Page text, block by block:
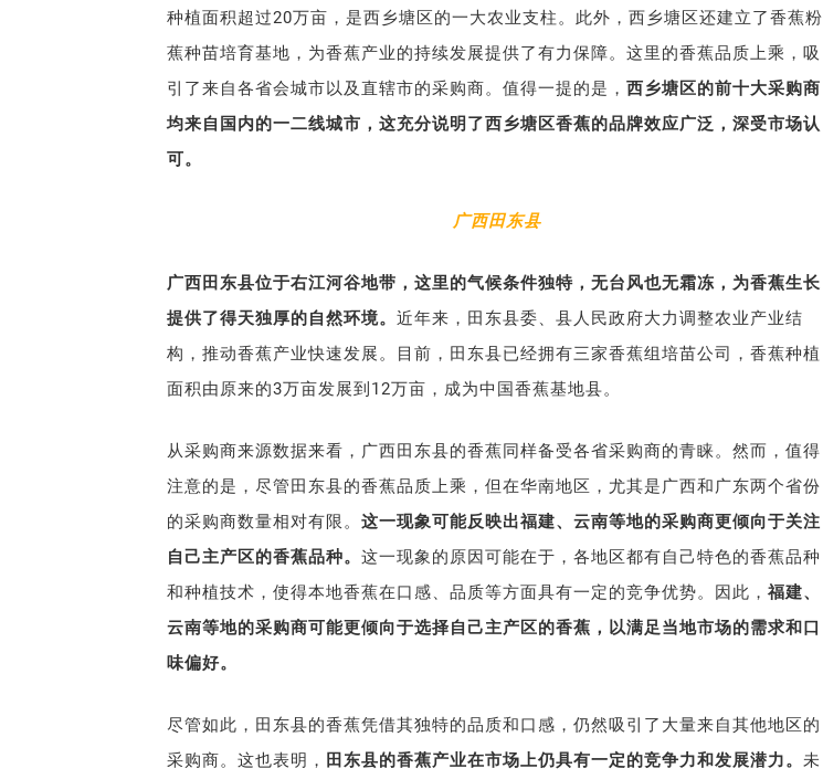
种植面积超过20万亩，是西乡塘区的一大农业支柱。此外，西乡塘区还建立了香蕉粉
蕉种苗培育基地，为香蕉产业的持续发展提供了有力保障。这里的香蕉品质上乘，吸
引了来自各省会城市以及直辖市的采购商。值得一提的是， 西乡塘区的前十大采购商
均来自国内的一二线城市，这充分说明了西乡塘区香蕉的品牌效应广泛，深受市场认
可。
广西田东县
广西田东县位于右江河谷地带，这里的气候条件独特，无台风也无霜冻，为香蕉生长
提供了得天独厚的自然环境。 近年来，田东县委、县人民政府大力调整农业产业结
构，推动香蕉产业快速发展。目前，田东县已经拥有三家香蕉组培苗公司，香蕉种植
面积由原来的3万亩发展到12万亩，成为中国香蕉基地县。
从采购商来源数据来看，广西田东县的香蕉同样备受各省采购商的青睐。然而，值得
注意的是，尽管田东县的香蕉品质上乘，但在华南地区，尤其是广西和广东两个省份
的采购商数量相对有限。 这一现象可能反映出福建、云南等地的采购商更倾向于关注
自己主产区的香蕉品种。 这一现象的原因可能在于，各地区都有自己特色的香蕉品种
和种植技术，使得本地香蕉在口感、品质等方面具有一定的竞争优势。因此， 福建、
云南等地的采购商可能更倾向于选择自己主产区的香蕉，以满足当地市场的需求和口
味偏好。
尽管如此，田东县的香蕉凭借其独特的品质和口感，仍然吸引了大量来自其他地区的
采购商。这也表明， 田东县的香蕉产业在市场上仍具有一定的竞争力和发展潜力。 未